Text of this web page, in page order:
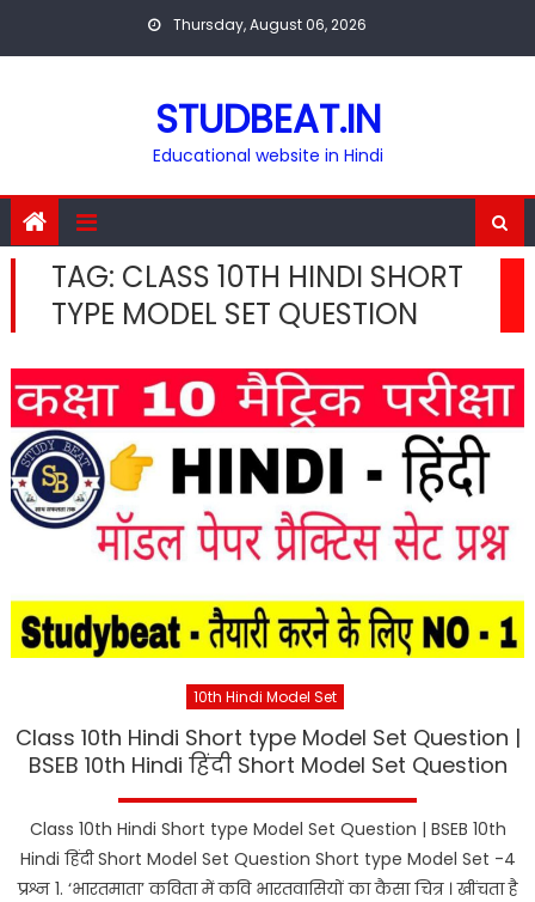
Thursday, August 06, 2026
STUDBEAT.IN
Educational website in Hindi
TAG: CLASS 10TH HINDI SHORT
TYPE MODEL SET QUESTION
10th Hindi Model Set
Class 10th Hindi Short type Model Set Question |
BSEB 10th Hindi हिंदी Short Model Set Question
Class 10th Hindi Short type Model Set Question | BSEB 10th
Hindi हिंदी Short Model Set Question Short type Model Set -4
प्रश्न 1. ‘भारतमाता’ कविता में कवि भारतवासियों का कैसा चित्र । खींचता है